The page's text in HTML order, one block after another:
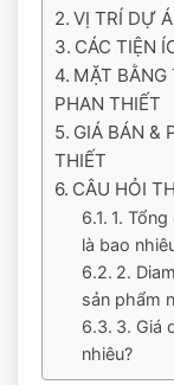
VỊ TRÍ DỰ
CÁC TIỆN
MẶT BẰNG
PHAN THIẾT
GIÁ BÁN &
THIẾT
CÂU HỎI
1.
là bao
2.
sản phẩm
3. Giá
nhiêu?